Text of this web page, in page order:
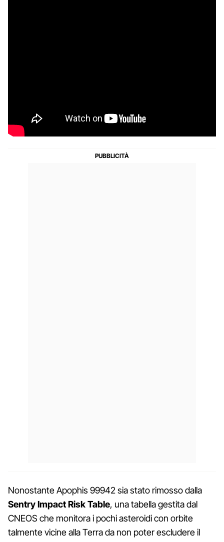
Nonostante Apophis 99942 sia stato rimosso dalla
Sentry Impact Risk Table, una tabella gestita dal
CNEOS che monitora i pochi asteroidi con orbite
talmente vicine alla Terra da non poter escludere il